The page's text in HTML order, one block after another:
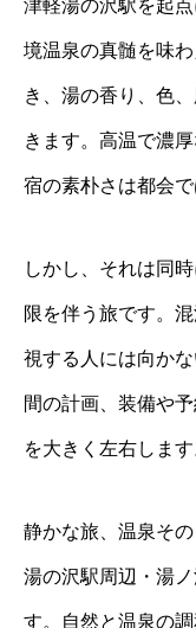
津軽湯の沢駅を起
境温泉の真髄を味
き、湯の香り、色
きます。高温で濃
宿の素朴さは都会
しかし、それは同
限を伴う旅です。
視する人には向か
間の計画、装備や
を大きく左右します
静かな旅、温泉そ
湯の沢駅周辺・湯
す。自然と温泉の